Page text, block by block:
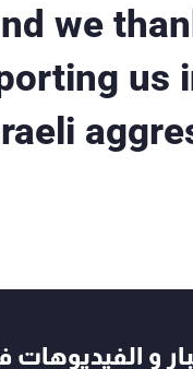
we
us
و الفيديوهات